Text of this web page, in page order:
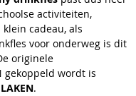
activiteiten,
cadeau, als
voor onderweg is dit
originele
gekoppeld wordt is
LAKEN.